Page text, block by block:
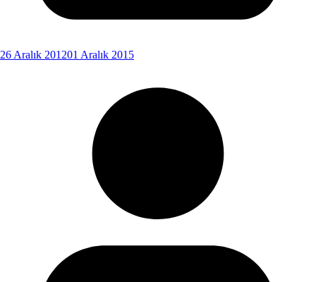
26 Aralık 201201 Aralık 2015